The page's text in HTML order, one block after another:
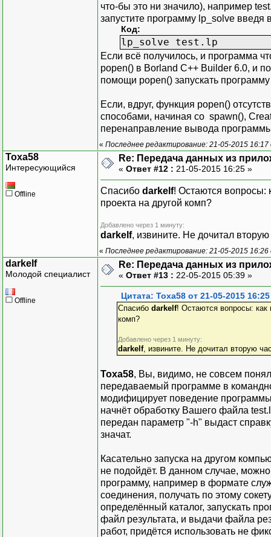
что-бы это ни значило), например
запустите программу lp_solve введя
Код:
lp_solve test.lp
Если всё получилось, и программа
popen() в Borland C++ Builder 6.0, и
помощи popen() запускать
Если, вдруг, функция popen()
способами, начиная со spawn(),
перенаправление вывода
« Последнее редактирование: 21-05-2015
Toxa58
Интересующийся
Offline
Re: Передача данных из
« Ответ #12 : 21-05-2015 16:25 »
Спасибо darkelf! Остаются вопросы:
проекта на другой комп?
Добавлено через 1 минуту:
darkelf, извините. Не дочитал
« Последнее редактирование: 21-05-2015 16:26
darkelf
Молодой специалист
Offline
Re: Передача данных из
« Ответ #13 : 22-05-2015 05:39 »
Цитата: Toxa58 от 21-05-2015 16:25
Спасибо darkelf! Остаются вопросы: как
комп?
Добавлено через 1 минуту:
darkelf, извините. Не дочитал вторую
Toxa58, Вы, видимо, не совсем
передаваемый программе в
модифицирует поведение
начнёт обработку Вашего файла
передан параметр "-h" выдаст
значат.
Касательно запуска на другом
не подойдёт. В данном случае,
программу, например в формате
соединения, получать по этому
определённый каталог, запускать
файл результата, и выдачи файла
работ, придётся использовать не